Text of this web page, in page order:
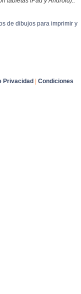
de dibujos para imprimir y
Privacidad
Condiciones